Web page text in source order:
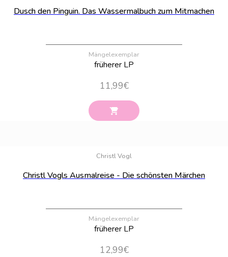
Dusch den Pinguin. Das Wassermalbuch zum Mitmachen
Mängelexemplar
früherer LP
11,99€
Christl Vogl
Christl Vogls Ausmalreise - Die schönsten Märchen
Mängelexemplar
früherer LP
12,99€